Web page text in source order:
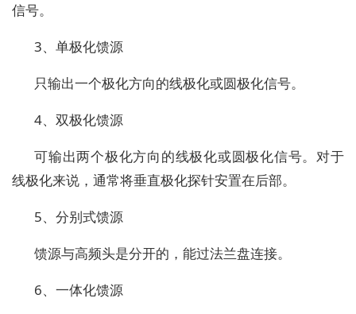
信号。
3、单极化馈源
只输出一个极化方向的线极化或圆极化信号。
4、双极化馈源
可输出两个极化方向的线极化或圆极化信号。对于
线极化来说，通常将垂直极化探针安置在后部。
5、分别式馈源
馈源与高频头是分开的，能过法兰盘连接。
6、一体化馈源